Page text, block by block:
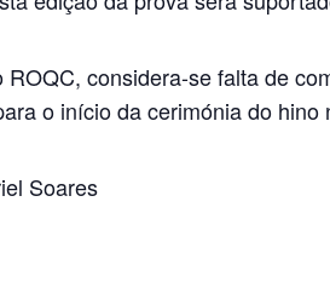
considera-se falta de
o início da cerimónia do hino
Soares